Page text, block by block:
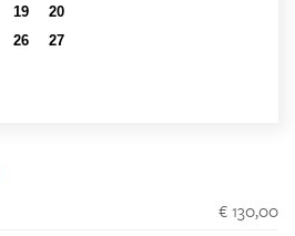
19
20
26
27
€ 130,00